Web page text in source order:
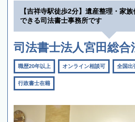
【吉祥寺駅徒歩2分】遺産整理・家
できる司法書士事務所です
司法書士法人宮田総合
職歴20年以上 オンライン相談可 全国出
行政書士在籍